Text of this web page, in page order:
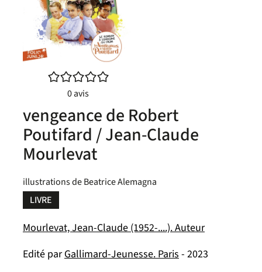
/5
0avis
vengeance de Robert
Poutifard / Jean-Claude
Mourlevat
illustrations de Beatrice Alemagna
LIVRE
Mourlevat, Jean-Claude (1952-....). Auteur
Edité parGallimard-Jeunesse. Paris - 2023